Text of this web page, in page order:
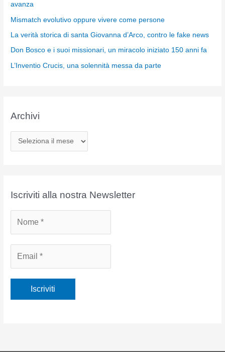
avanza
Mismatch evolutivo oppure vivere come persone
La verità storica di santa Giovanna d’Arco, contro le fake news
Don Bosco e i suoi missionari, un miracolo iniziato 150 anni fa
L’Inventio Crucis, una solennità messa da parte
Archivi
r
iIscriviti alla nostra Newsletter